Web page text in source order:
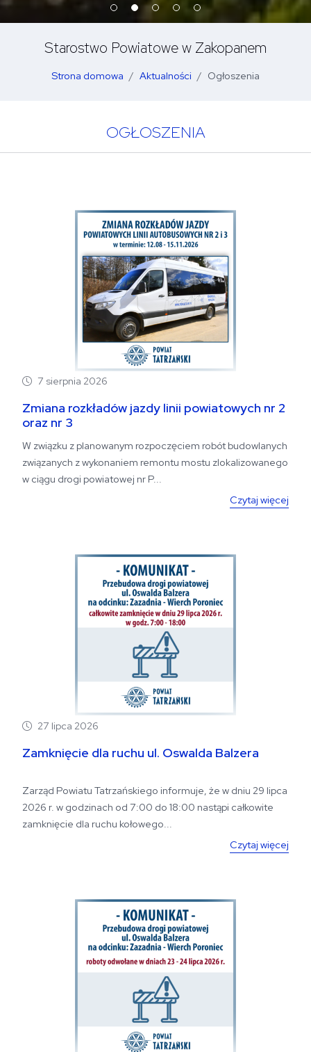
Starostwo Powiatowe w Zakopanem
Strona domowa Aktualności Ogłoszenia
OGŁOSZENIA
7 sierpnia 2026
Zmiana rozkładów jazdy linii powiatowych nr 2
oraz nr 3
W związku z planowanym rozpoczęciem robót budowlanych
związanych z wykonaniem remontu mostu zlokalizowanego
w ciągu drogi powiatowej nr P...
Czytaj więcej
27 lipca 2026
Zamknięcie dla ruchu ul. Oswalda Balzera
Zarząd Powiatu Tatrzańskiego informuje, że w dniu 29 lipca
2026 r. w godzinach od 7:00 do 18:00 nastąpi całkowite
zamknięcie dla ruchu kołowego...
Czytaj więcej